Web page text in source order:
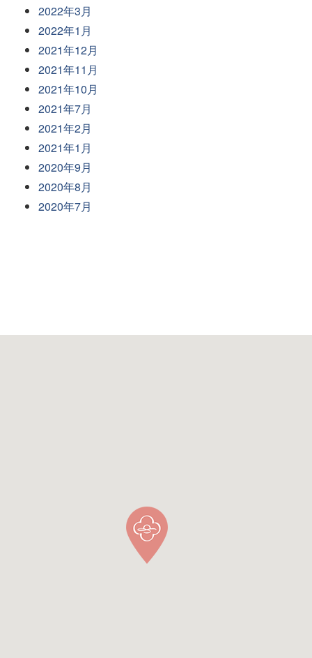
2022年3月
2022年1月
2021年12月
2021年11月
2021年10月
2021年7月
2021年2月
2021年1月
2020年9月
2020年8月
2020年7月